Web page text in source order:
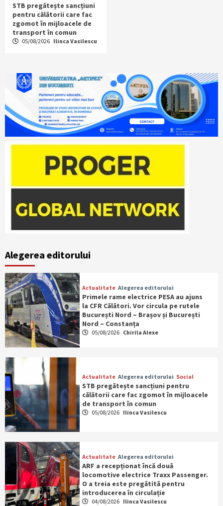
STB pregătește sancțiuni
pentru călătorii care fac
zgomot în mijloacele de
transport în comun
05/08/2026 Ilinca Vasilescu
Alegerea editorului
Actualitate Alegerea editorului
Primele rame electrice PESA au ajuns
la CFR Călători. Vor circula pe rutele
București Nord – Brașov și București
Nord – Constanța
05/08/2026 Chirila Alexe
Actualitate Alegerea editorului Social
STB pregătește sancțiuni pentru
călătorii care fac zgomot în mijloacele
de transport în comun
05/08/2026 Ilinca Vasilescu
Actualitate Alegerea editorului
ARF a recepționat încă două
locomotive electrice Traxx Passenger.
O a treia este pregătită pentru
introducerea în circulație
04/08/2026 Ilinca Vasilescu